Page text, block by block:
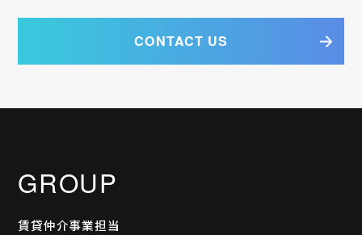
CONTACT US
GROUP
賃貸仲介事業担当